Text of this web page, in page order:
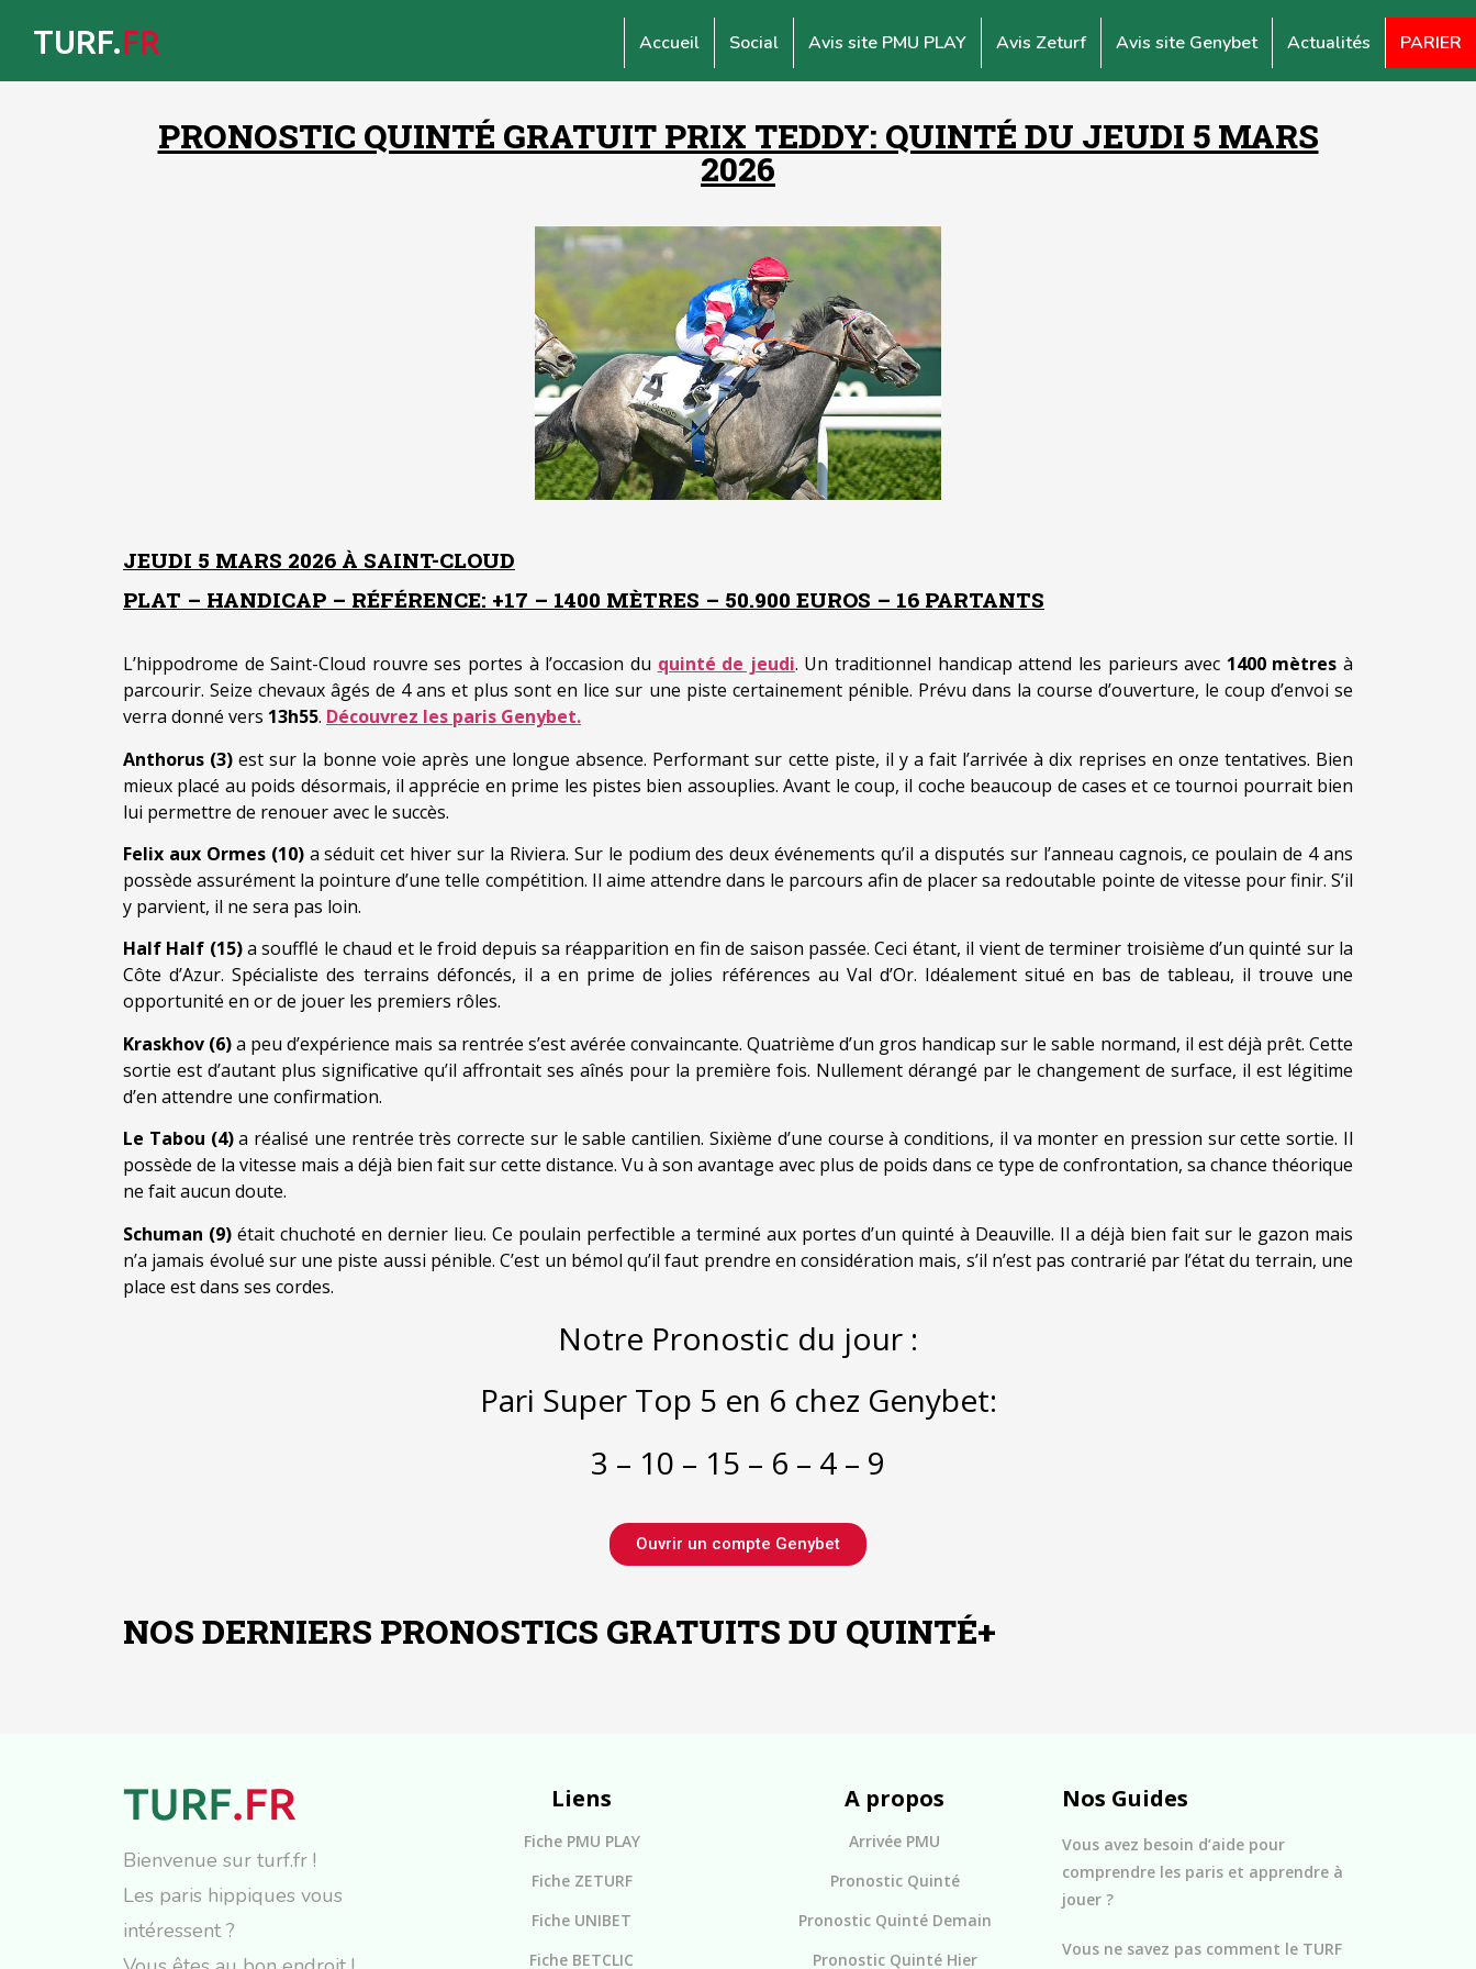
TURF.FR Accueil Social Avis site PMU PLAY Avis Zeturf Avis site Genybet Actualités PARIER
PRONOSTIC QUINTÉ GRATUIT PRIX TEDDY: QUINTÉ DU JEUDI 5 MARS
2026
JEUDI 5 MARS 2026 À SAINT-CLOUD
PLAT – HANDICAP – RÉFÉRENCE: +17 – 1400 MÈTRES – 50.900 EUROS – 16 PARTANTS
L’hippodrome de Saint-Cloud rouvre ses portes à l’occasion du quinté de jeudi. Un traditionnel handicap attend les parieurs avec 1400 mètres à
parcourir. Seize chevaux âgés de 4 ans et plus sont en lice sur une piste certainement pénible. Prévu dans la course d’ouverture, le coup d’envoi se
verra donné vers 13h55. Découvrez les paris Genybet.
Anthorus (3) est sur la bonne voie après une longue absence. Performant sur cette piste, il y a fait l’arrivée à dix reprises en onze tentatives. Bien
mieux placé au poids désormais, il apprécie en prime les pistes bien assouplies. Avant le coup, il coche beaucoup de cases et ce tournoi pourrait bien
lui permettre de renouer avec le succès.
Felix aux Ormes (10) a séduit cet hiver sur la Riviera. Sur le podium des deux événements qu’il a disputés sur l’anneau cagnois, ce poulain de 4 ans
possède assurément la pointure d’une telle compétition. Il aime attendre dans le parcours afin de placer sa redoutable pointe de vitesse pour finir. S’il
y parvient, il ne sera pas loin.
Half Half (15)a soufflé le chaud et le froid depuis sa réapparition en fin de saison passée. Ceci étant, il vient de terminer troisième d’un quinté sur la
Côte d’Azur. Spécialiste des terrains défoncés, il a en prime de jolies références au Val d’Or. Idéalement situé en bas de tableau, il trouve une
opportunité en or de jouer les premiers rôles.
Kraskhov (6)a peu d’expérience mais sa rentrée s’est avérée convaincante. Quatrième d’un gros handicap sur le sable normand, il est déjà prêt. Cette
sortie est d’autant plus significative qu’il affrontait ses aînés pour la première fois. Nullement dérangé par le changement de surface, il est légitime
d’en attendre une confirmation.
Le Tabou (4)a réalisé une rentrée très correcte sur le sable cantilien. Sixième d’une course à conditions, il va monter en pression sur cette sortie. Il
possède de la vitesse mais a déjà bien fait sur cette distance. Vu à son avantage avec plus de poids dans ce type de confrontation, sa chance théorique
ne fait aucun doute.
Schuman (9) était chuchoté en dernier lieu. Ce poulain perfectible a terminé aux portes d’un quinté à Deauville. Il a déjà bien fait sur le gazon mais
n’a jamais évolué sur une piste aussi pénible. C’est un bémol qu’il faut prendre en considération mais, s’il n’est pas contrarié par l’état du terrain, une
place est dans ses cordes.
Notre Pronostic du jour :
Pari Super Top 5 en 6 chez Genybet:
3 – 10 – 15 – 6 – 4 – 9
Ouvrir un compte Genybet
NOS DERNIERS PRONOSTICS GRATUITS DU QUINTÉ+
Bienvenue sur turf.fr !
Les paris hippiques vous
intéressent ?
Liens
Fiche PMU PLAY
Fiche ZETURF
Fiche UNIBET
Fiche BETCLIC
A propos
Arrivée PMU
Pronostic Quinté
Pronostic Quinté Demain
Pronostic Quinté Hier
Nos Guides
Vous avez besoin d’aide pour
comprendre les paris et apprendre à
jouer ?
Vous ne savez pas comment le TURF